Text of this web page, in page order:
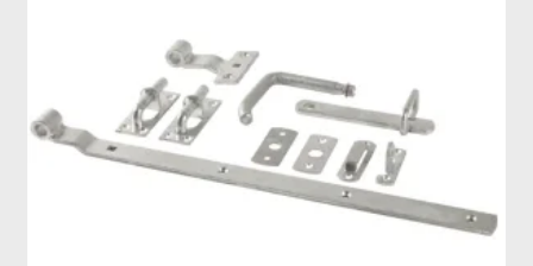
Lister: 15 x 44 mm
Afstand mellem lister: ca. 64 mm
Inkl. rustfrie slagskruer
Terrassehegn med træstolper (inkluderet)